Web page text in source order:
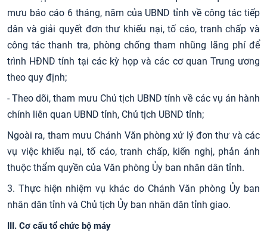
mưu báo cáo 6 tháng, năm của UBND tỉnh về công tác tiếp
dân và giải quyết đơn thư khiếu nại, tố cáo, tranh chấp và
công tác thanh tra, phòng chống tham nhũng lãng phí để
trình HĐND tỉnh tại các kỳ họp và các cơ quan Trung ương
theo quy định;
- Theo dõi, tham mưu Chủ tịch UBND tỉnh về các vụ án hành
chính liên quan UBND tỉnh, Chủ tịch UBND tỉnh;
Ngoài ra, tham mưu Chánh Văn phòng xử lý đơn thư và các
vụ việc khiếu nại, tố cáo, tranh chấp, kiến nghị, phản ánh
thuộc thẩm quyền của Văn phòng Ủy ban nhân dân tỉnh.
3. Thực hiện nhiệm vụ khác do Chánh Văn phòng Ủy ban
nhân dân tỉnh và Chủ tịch Ủy ban nhân dân tỉnh giao.
III. Cơ cấu tổ chức bộ máy